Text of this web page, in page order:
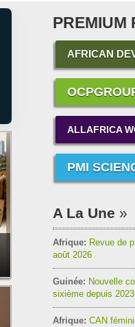
PREMIUM
AFRICAN
ALLAFRICA
PMI
A La Une
Afrique: Revue de
août 2026
Guinée: Nouvelle
sixième depuis 2023
Afrique: CAN